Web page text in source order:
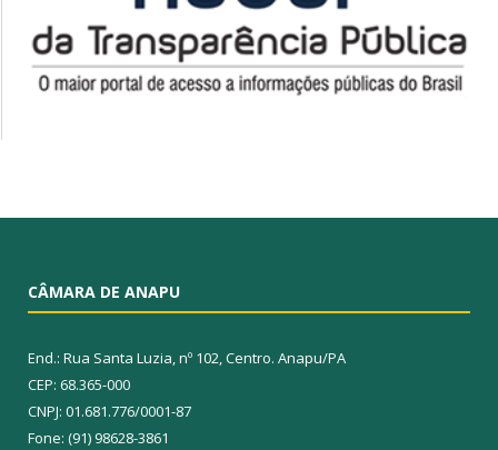
CÂMARA DE ANAPU
End.: Rua Santa Luzia, nº 102, Centro. Anapu/PA
CEP: 68.365-000
CNPJ: 01.681.776/0001-87
Fone: (91) 98628-3861